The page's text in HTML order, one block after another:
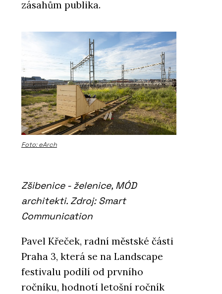
zásahům publika.
Foto: eArch
Zšibenice - želenice, MÓD
architekti. Zdroj: Smart
Communication
Pavel Křeček, radní městské části
Praha 3, která se na Landscape
festivalu podílí od prvního
ročníku, hodnotí letošní ročník